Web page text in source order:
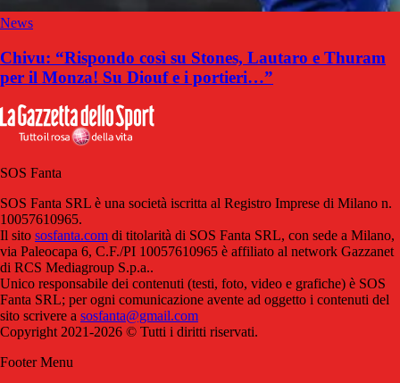
News
Chivu: “Rispondo così su Stones, Lautaro e Thuram
per il Monza! Su Diouf e i portieri…”
SOS Fanta
SOS Fanta SRL è una società iscritta al Registro Imprese di Milano n.
10057610965.
Il sito sosfanta.com di titolarità di SOS Fanta SRL, con sede a Milano,
via Paleocapa 6, C.F./PI 10057610965 è affiliato al network Gazzanet
di RCS Mediagroup S.p.a..
Unico responsabile dei contenuti (testi, foto, video e grafiche) è SOS
Fanta SRL; per ogni comunicazione avente ad oggetto i contenuti del
sito scrivere a sosfanta@gmail.com
Copyright 2021-2026 © Tutti i diritti riservati.
Footer Menu